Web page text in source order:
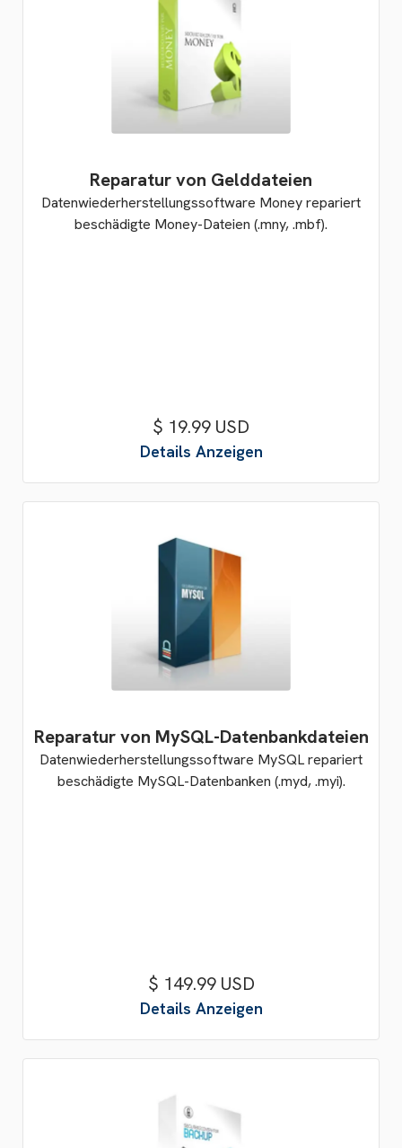
Reparatur von Gelddateien
Datenwiederherstellungssoftware Money repariert
beschädigte Money-Dateien (.mny, .mbf).
$ 19.99 USD
Details Anzeigen
Reparatur von MySQL-Datenbankdateien
Datenwiederherstellungssoftware MySQL repariert
beschädigte MySQL-Datenbanken (.myd, .myi).
$ 149.99 USD
Details Anzeigen